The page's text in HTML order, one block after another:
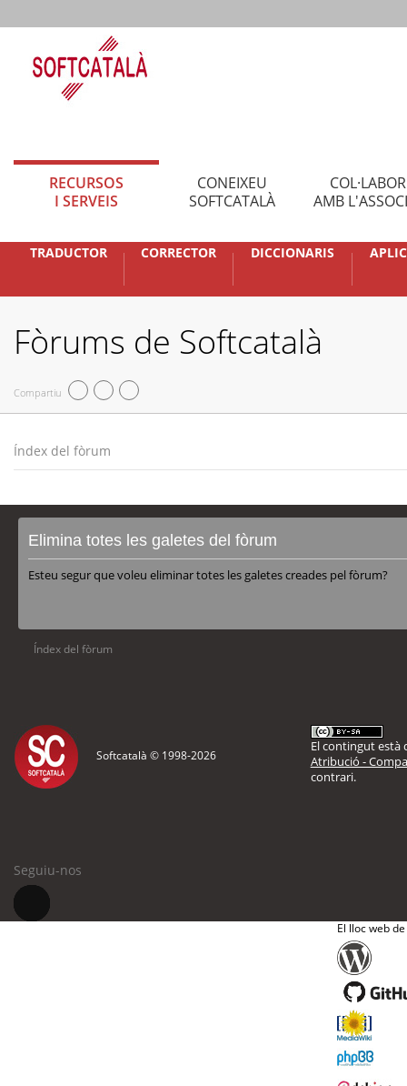
RECURSOS
I SERVEIS
CONEIXEU
SOFTCATALÀ
AMB
TRADUCTOR CORRECTOR DICCIONARIS
Fòrums de Softcatalà
Compartiu
Índex del fòrum
Elimina totes les galetes del fòrum
Esteu segur que voleu eliminar totes les galetes creades pel fòrum?
Índex del fòrum
Softcatalà © 1998-2026
El contingut està
Atribució -
contrari.
Seguiu-nos
El lloc web